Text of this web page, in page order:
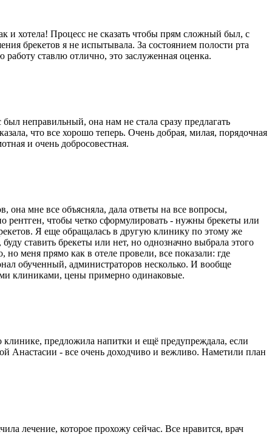
и хотела! Процесс не сказать чтобы прям сложный был, с
брекетов я не испытывала. За состоянием полости рта
ставлю отлично, это заслуженная оценка.
неправильный, она нам не стала сразу предлагать
что все хорошо теперь. Очень добрая, милая, порядочная
и очень добросовестная.
она мне все объясняла, дала ответы на все вопросы,
рентген, чтобы четко сформулировать - нужны брекеты или
Я еще обращалась в другую клинику по этому же
ставить брекеты или нет, но однозначно выбрала этого
меня прямо как в отеле провели, все показали: где
обученный, администраторов несколько. И вообще
клиниками, цены примерно одинаковые.
клинике, предложила напитки и ещё предупреждала, если
Анастасии - все очень доходчиво и вежливо. Наметили план
лечение, которое прохожу сейчас. Все нравится, врач